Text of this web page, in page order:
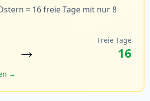
= 16 freie Tage mit nur 8
→ Freie Tage
16
→